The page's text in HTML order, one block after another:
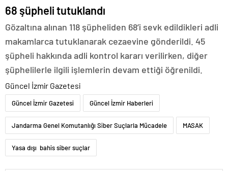
68 şüpheli tutuklandı
Gözaltına alınan 118 şüpheliden 68’i sevk edildikleri adli
makamlarca tutuklanarak cezaevine gönderildi. 45
şüpheli hakkında adli kontrol kararı verilirken, diğer
şüphelilerle ilgili işlemlerin devam ettiği öğrenildi.
Güncel İzmir Gazetesi
Güncel İzmir Gazetesi Güncel İzmir Haberleri
Jandarma Genel Komutanlığı Siber Suçlarla Mücadele MASAK
Yasa dışı bahis siber suçlar